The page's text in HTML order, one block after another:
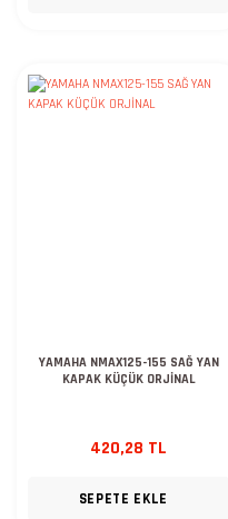
YAMAHA NMAX125-155 SAĞ YAN
KAPAK KÜÇÜK ORJİNAL
420,28 TL
SEPETE EKLE